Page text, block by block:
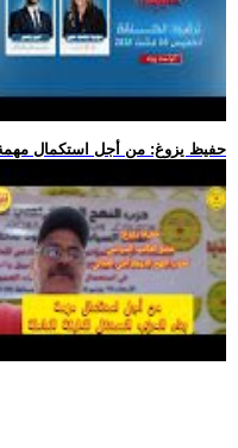
.. حفيظ يزوغ: من أجل استكمال